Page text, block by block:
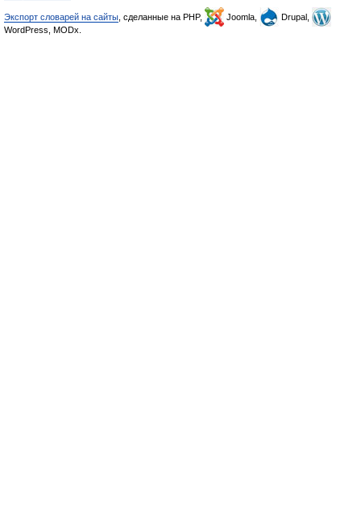
Экспорт словарей на сайты , сделанные на PHP, Joomla,
Drupal,
WordPress, MODx.